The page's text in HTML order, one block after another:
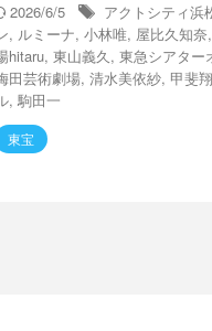
2026/6/5 アクトシティ浜
, ルミーナ, 小林唯, 屋比久知奈,
hitaru, 東山義久, 東急シアター
田芸術劇場, 清水美依紗, 甲斐
, 駒田一
東宝